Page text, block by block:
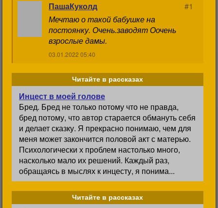
ПашаКуколд
#1
Мечтаю о такой бабушке на
постоянку. Очень.заводят Оочень
взрослые дамы.
03.01.2022 05:40
Читайте в рассказах
Инцест в моей голове
Бред. Бред не только потому что не правда,
бред потому, что автор старается обмануть себя
и делает сказку. Я прекрасно понимаю, чем для
меня может закончится половой акт с матерью.
Психологически х проблем настолько много,
насколько мало их решений. Каждый раз,
обращаясь в мыслях к инцесту, я понима...
Читайте в рассказах